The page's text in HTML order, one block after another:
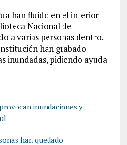
han fluido en el interior
Nacional de
a varias personas dentro.
han grabado
inundadas, pidiendo ayuda
inundaciones y
han quedado